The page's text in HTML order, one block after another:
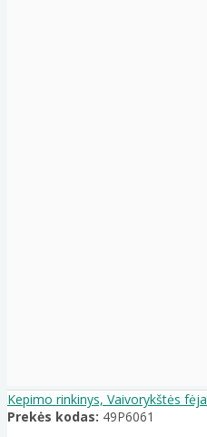
Kepimo rinkinys, Vaivorykštės fėja
Prekės kodas: 49P6061